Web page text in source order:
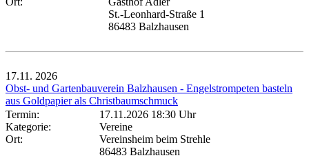
St.-Leonhard-Straße 1
86483 Balzhausen
17.11. 2026
Obst- und Gartenbauverein Balzhausen - Engelstrompeten basteln
aus Goldpapier als Christbaumschmuck
Termin:
17.11.2026 18:30 Uhr
Kategorie:
Vereine
Ort:
Vereinsheim beim Strehle
86483 Balzhausen